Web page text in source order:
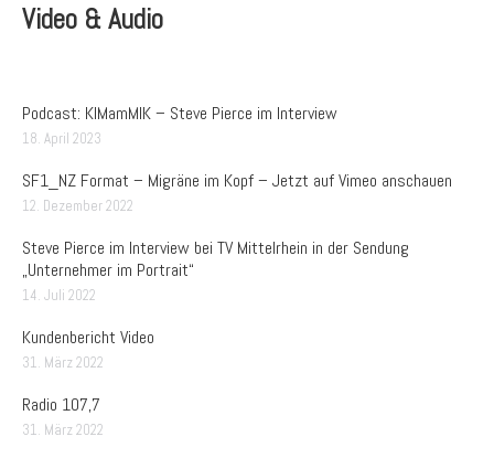
Video & Audio
Podcast: KIMamMIK – Steve Pierce im Interview
18. April 2023
SF1_NZ Format – Migräne im Kopf – Jetzt auf Vimeo anschauen
12. Dezember 2022
Steve Pierce im Interview bei TV Mittelrhein in der Sendung
„Unternehmer im Portrait“
14. Juli 2022
Kundenbericht Video
31. März 2022
Radio 107,7
31. März 2022